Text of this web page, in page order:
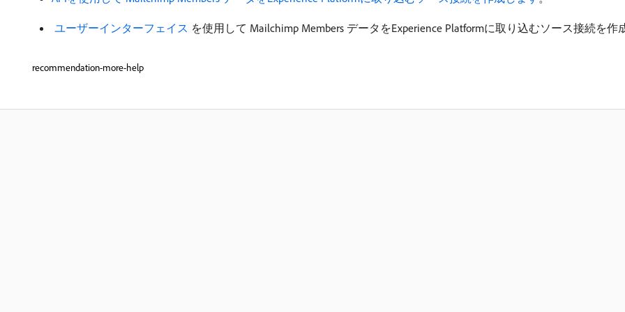
​ ユーザーインターフェイス ​ を使用して Mailchimp Members データをExperience Platformに取り込むソース接続を作
recommendation-more-help